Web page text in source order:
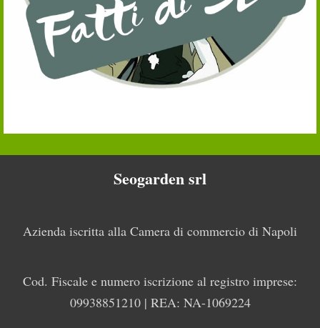
Seogarden srl
Azienda iscritta alla Camera di commercio di Napoli
Cod. Fiscale e numero iscrizione al registro imprese:
09938851210 | REA: NA-1069224